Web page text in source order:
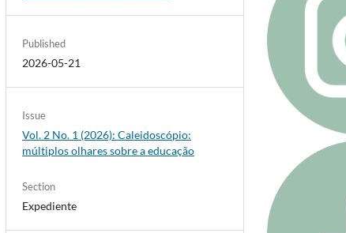
Published
2026-05-21
Issue
Vol. 2 No. 1 (2026): Caleidoscópio:
múltiplos olhares sobre a educação
Section
Expediente